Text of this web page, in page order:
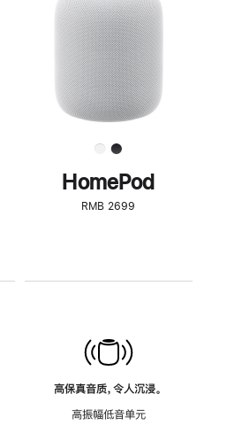
了
解
HomePod<
HomePod
RMB 2699
高保真音质，令人沉浸。
高振幅低音单元